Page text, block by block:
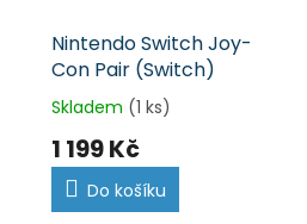
Nintendo Switch Joy-
Con Pair (Switch)
Skladem (1 ks)
1 199 Kč
Do košíku